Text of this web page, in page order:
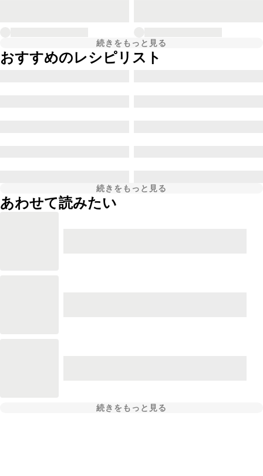
続きをもっと見る
おすすめのレシピリスト
続きをもっと見る
あわせて読みたい
続きをもっと見る